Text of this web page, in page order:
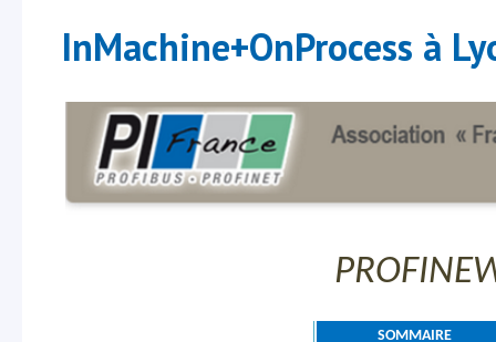
InMachine+OnProcess à
SOMMAIRE